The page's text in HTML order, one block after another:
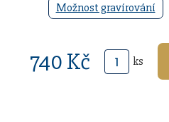
Možnost gravírování
740 Kč ks